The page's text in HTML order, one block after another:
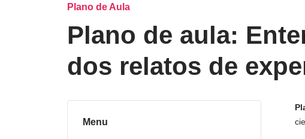
Plano de Aula
Plano de aula:
dos relatos de
Menu